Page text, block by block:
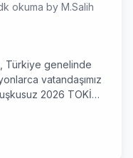
okuma by M.Salih
Türkiye genelinde
vatandaşımız
2026 TOKİ
konut hamlesinde